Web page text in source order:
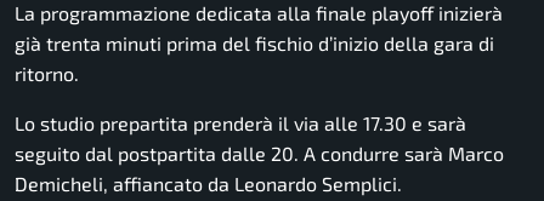
La programmazione dedicata alla finale playoff inizierà
già trenta minuti prima del fischio d’inizio della gara di
ritorno.
Lo studio prepartita prenderà il via alle 17.30 e sarà
seguito dal postpartita dalle 20. A condurre sarà Marco
Demicheli, affiancato da Leonardo Semplici.